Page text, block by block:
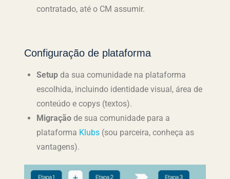
contratado, até o CM assumir.
Configuração de plataforma
Setup da sua comunidade na plataforma
escolhida, incluindo identidade visual, área de
conteúdo e copys (textos).
Migração de sua comunidade para a
plataforma Klubs (sou parceira, conheça as
vantagens).